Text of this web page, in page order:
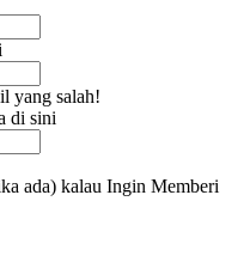
yang salah!
di sini
ada) kalau Ingin Memberi